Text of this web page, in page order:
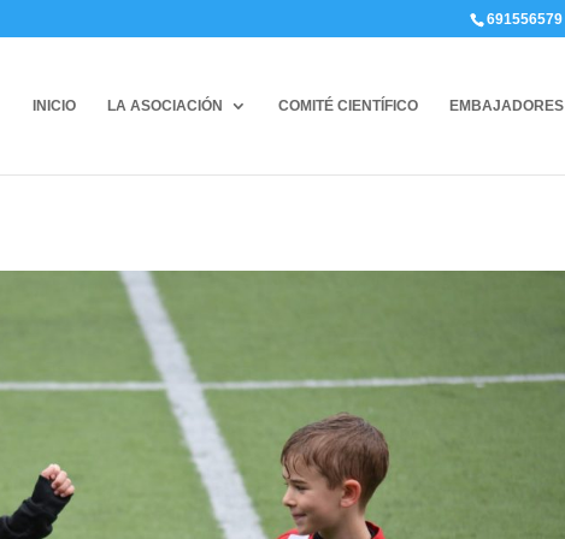
691556579
INICIO LA ASOCIACIÓN COMITÉ CIENTÍFICO EMBAJADORES